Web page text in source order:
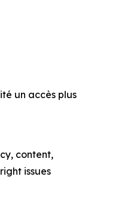
un accès plus
content,
issues